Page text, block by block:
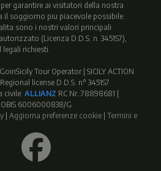
garantire ai visitatori della nostra
il soggiorno piu piacevole possibile.
sono i nostri valori principali.
(Licenza D.D.S. n. 3451S7),
richiesti.
Tour Operator | SICILY ACTION
license D.D.S. n° 3451S7
civile: ALLIANZ RC Nr.:78898681 |
6006000838/G
Aggiorna preferenze cookie Termini e